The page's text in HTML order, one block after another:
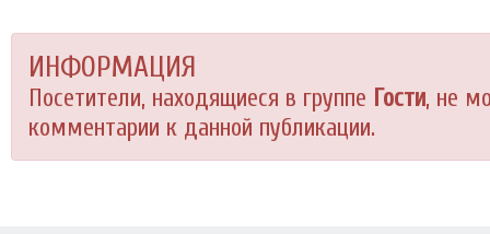
ИНФОРМАЦИЯ
Посетители, находящиеся в группе Гости, не
комментарии к данной публикации.